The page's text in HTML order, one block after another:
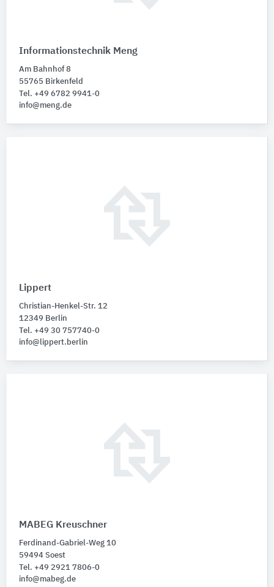
Informationstechnik Meng
Am Bahnhof 8
55765 Birkenfeld
Tel. +49 6782 9941-0
info@meng.de
Lippert
Christian-Henkel-Str. 12
12349 Berlin
Tel. +49 30 757740-0
info@lippert.berlin
MABEG Kreuschner
Ferdinand-Gabriel-Weg 10
59494 Soest
Tel. +49 2921 7806-0
info@mabeg.de